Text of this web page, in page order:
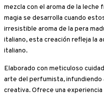
mezcla con el aroma de la leche
magia se desarrolla cuando
irresistible aroma de la pera
italiano, esta creación refleja la
italiano.
Elaborado con meticuloso
arte del perfumista, infundiendo
creativa. Ofrece una